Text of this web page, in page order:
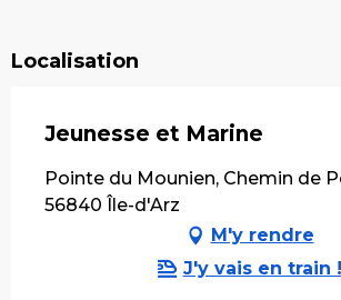
Localisation
Jeunesse et Marine
Pointe du Mounien, Chemin de
56840 Île-d'Arz
M'y rendre
J'y vais en train !